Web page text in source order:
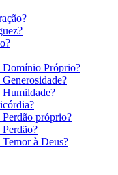
Domínio Próprio?
Humildade?
próprio?
à Deus?